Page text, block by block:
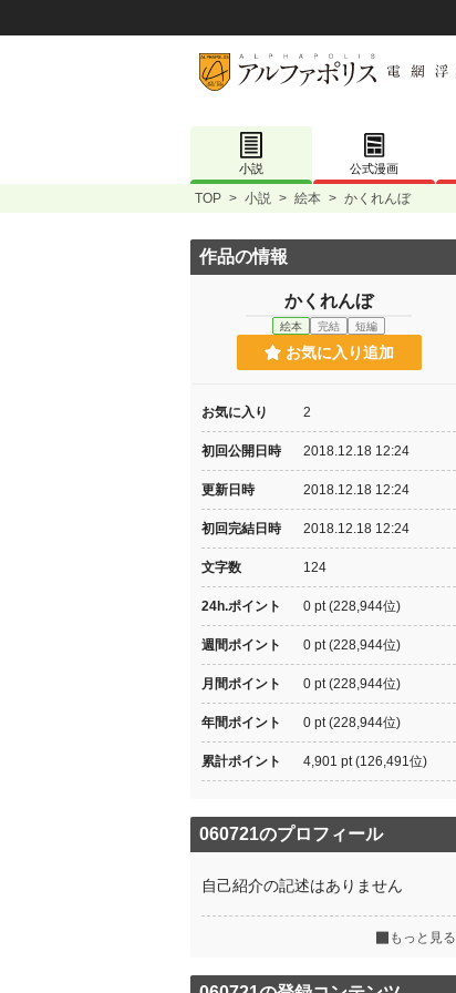
小説 公式漫画
TOP > 小説 > 絵本 > かくれんぼ
作品の情報
かくれんぼ
絵本 完結 短編
お気に入り追加
お気に入り 2
初回公開日時 2018.12.18 12:24
更新日時 2018.12.18 12:24
初回完結日時 2018.12.18 12:24
文字数 124
24h.ポイント 0 pt (228,944位)
週間ポイント 0 pt (228,944位)
月間ポイント 0 pt (228,944位)
年間ポイント 0 pt (228,944位)
累計ポイント 4,901 pt (126,491位)
060721のプロフィール
自己紹介の記述はありません
もっと見る